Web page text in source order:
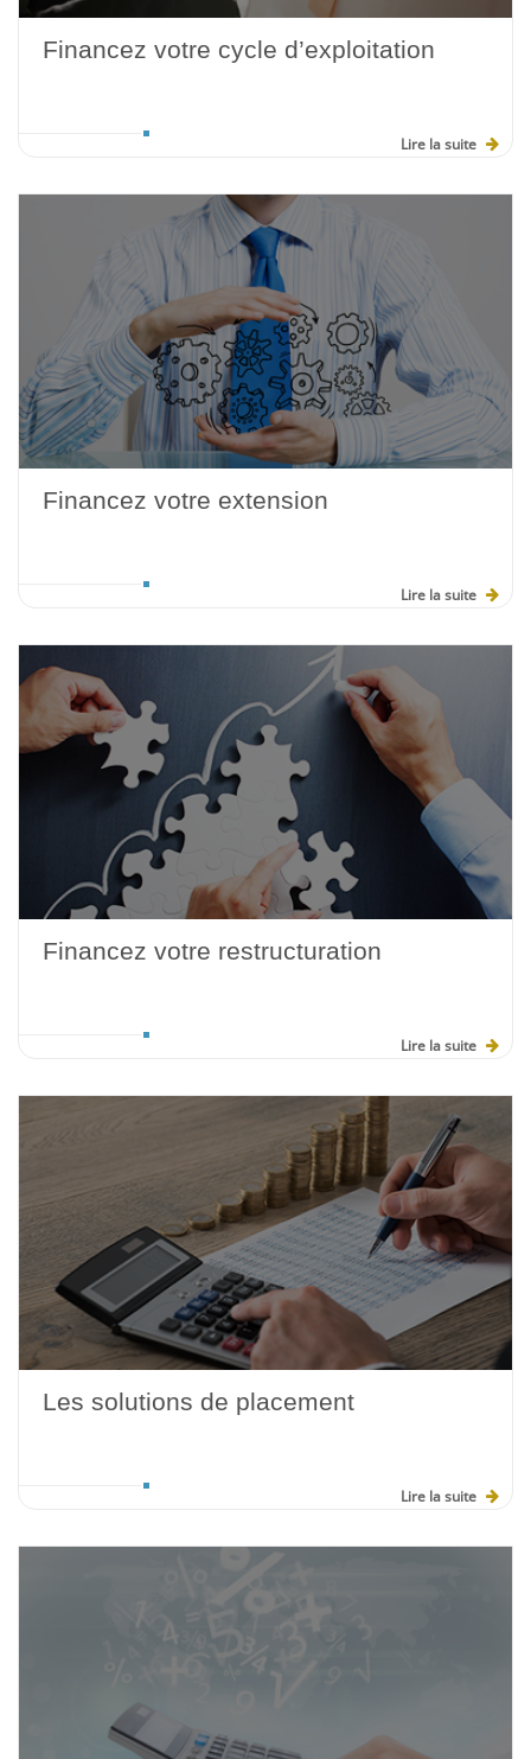
Financez votre cycle d’exploitation
Lire la suite
Financez votre extension
Lire la suite
Financez votre restructuration
Lire la suite
Les solutions de placement
Lire la suite